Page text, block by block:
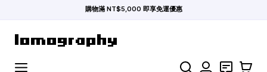
購物滿 NT$5,000 即享免運優惠
Search 聯絡 購物車